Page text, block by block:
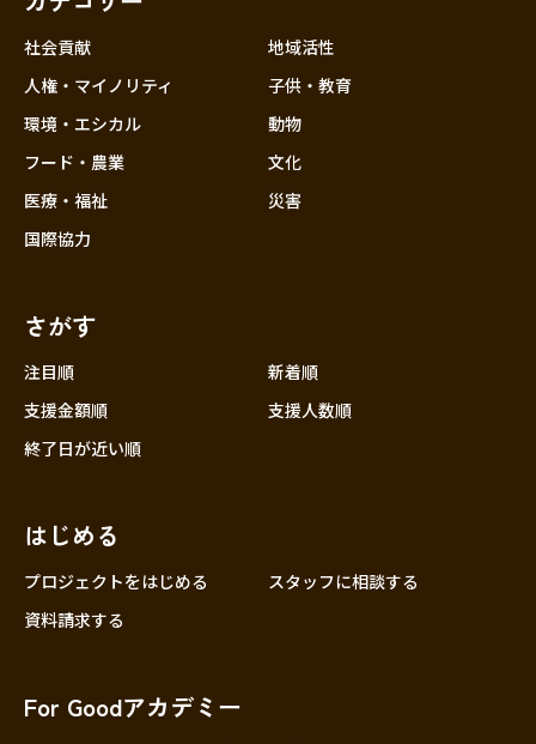
社会貢献
人権・マイノリティ
環境・エシカル
フード・農業
医療・福祉
国際協力
地域活性
子供・教育
動物
文化
災害
さがす
注目順
新着順
支援金額順
支援人数順
終了日が近い順
はじめる
プロジェクトをはじめる
スタッフに相談する
資料請求する
For Goodアカデミー